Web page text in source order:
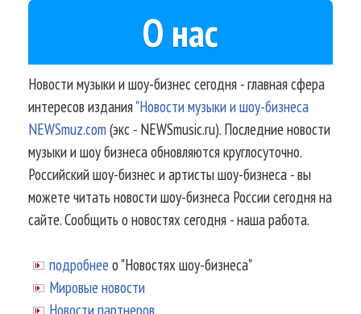
О нас
Новости музыки и шоу-бизнес сегодня - главная сфера
интересов издания"Новости музыки и шоу-бизнеса
NEWSmuz.com(экс - NEWSmusic.ru). Последние новости
музыки и шоу бизнеса обновляются круглосуточно.
Российский шоу-бизнес и артисты шоу-бизнеса - вы
можете читать новости шоу-бизнеса России сегодня на
сайте. Сообщить о новостях сегодня - наша работа.
подробнее о "Новостях шоу-бизнеса"
Мировые новости
Новости партнеров